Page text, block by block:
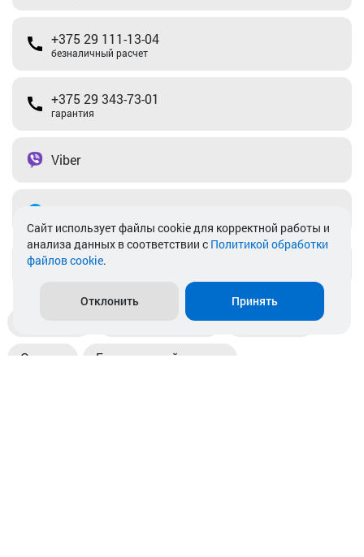
+375 29 111-13-04
безналичный расчет
+375 29 343-73-01
гарантия
Viber
info@akkamulik.by
Пункты выдачи Магазины
Оплата Безналичный расчет
Cайт использует файлы cookie для корректной работы и
анализа данных в соответствии с Политикой обработки
файлов cookie.
Отклонить Принять